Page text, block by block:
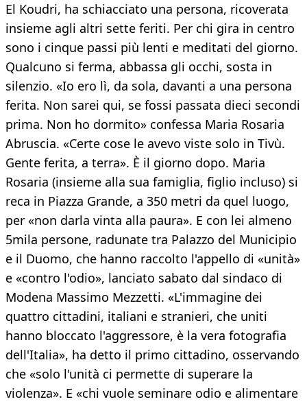
El Koudri, ha schiacciato una persona, ricoverata
insieme agli altri sette feriti. Per chi gira in centro
sono i cinque passi più lenti e meditati del giorno.
Qualcuno si ferma, abbassa gli occhi, sosta in
silenzio. «Io ero lì, da sola, davanti a una persona
ferita. Non sarei qui, se fossi passata dieci secondi
prima. Non ho dormito» confessa Maria Rosaria
Abruscia. «Certe cose le avevo viste solo in Tivù.
Gente ferita, a terra». È il giorno dopo. Maria
Rosaria (insieme alla sua famiglia, figlio incluso) si
reca in Piazza Grande, a 350 metri da quel luogo,
per «non darla vinta alla paura». E con lei almeno
5mila persone, radunate tra Palazzo del Municipio
e il Duomo, che hanno raccolto l'appello di «unità»
e «contro l'odio», lanciato sabato dal sindaco di
Modena Massimo Mezzetti. «L'immagine dei
quattro cittadini, italiani e stranieri, che uniti
hanno bloccato l'aggressore, è la vera fotografia
dell'Italia», ha detto il primo cittadino, osservando
che «solo l'unità ci permette di superare la
violenza». E «chi vuole seminare odio e alimentare